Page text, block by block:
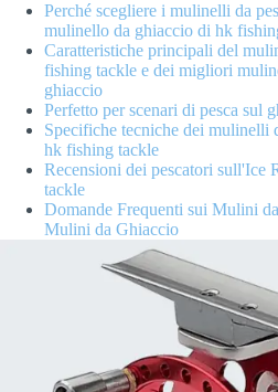
Perché scegliere i mulinelli da
mulinello da ghiaccio di hk
Caratteristiche principali del
fishing tackle e dei migliori
ghiaccio
Perfetto per scenari di pesca sul
Specifiche tecniche dei mulinelli
hk fishing tackle
Recensioni dei pescatori sull'Ice
tackle
Domande Frequenti sui Mulini
Mulini da Ghiaccio